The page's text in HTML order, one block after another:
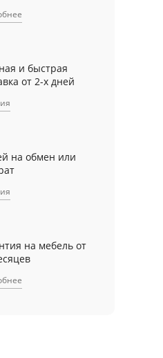
и быстрая
от 2-х дней
на обмен или
на мебель от